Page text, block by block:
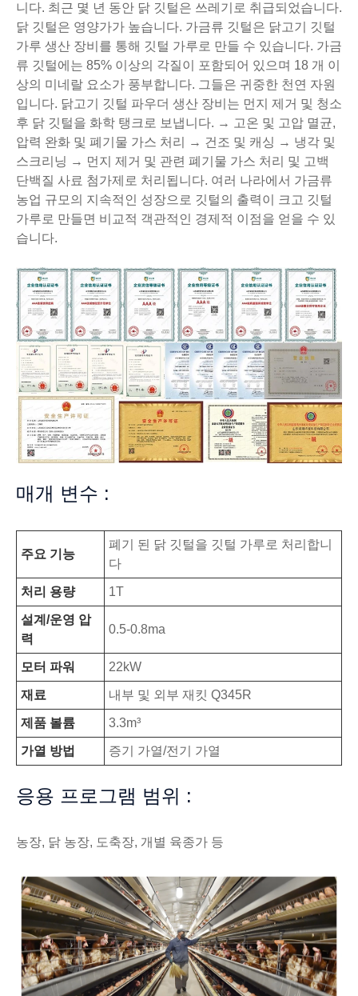
니다. 최근 몇 년 동안 닭 깃털은 쓰레기로 취급되었습니다.
닭 깃털은 영양가가 높습니다. 가금류 깃털은 닭고기 깃털
가루 생산 장비를 통해 깃털 가루로 만들 수 있습니다. 가금
류 깃털에는 85% 이상의 각질이 포함되어 있으며 18 개 이
상의 미네랄 요소가 풍부합니다. 그들은 귀중한 천연 자원
입니다. 닭고기 깃털 파우더 생산 장비는 먼지 제거 및 청소
후 닭 깃털을 화학 탱크로 보냅니다. → 고온 및 고압 멸균,
압력 완화 및 폐기물 가스 처리 → 건조 및 캐싱 → 냉각 및
스크리닝 → 먼지 제거 및 관련 폐기물 가스 처리 및 고백
단백질 사료 첨가제로 처리됩니다. 여러 나라에서 가금류
농업 규모의 지속적인 성장으로 깃털의 출력이 크고 깃털
가루로 만들면 비교적 객관적인 경제적 이점을 얻을 수 있
습니다.
매개 변수 :
주요 기능
폐기 된 닭 깃털을 깃털 가루로 처리합니
다
처리 용량 1T
설계/운영 압
력
0.5-0.8ma
모터 파워 22kW
재료 내부 및 외부 재킷 Q345R
제품 볼륨 3.3m³
가열 방법 증기 가열/전기 가열
응용 프로그램 범위 :
농장, 닭 농장, 도축장, 개별 육종가 등